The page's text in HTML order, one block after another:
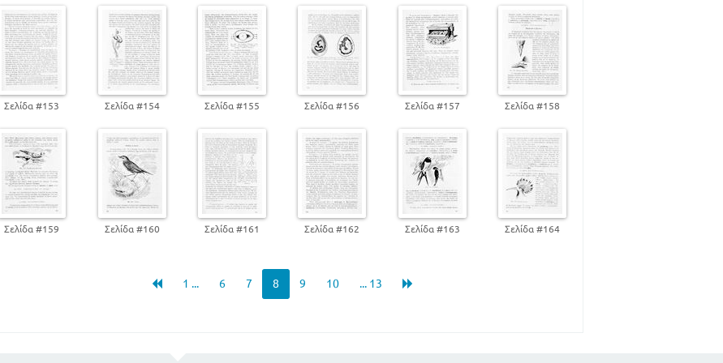
ΜΕΡΟΣ ΤΡΙΤΟ
241
ΠΕΡΙΛΗΠΤΙΚΗ ΕΞΕΤΑΞΗ ΤΗΣ ΓΕΩΓΡΑΦΙΚΗΣ ΕΞΑΠΛΩΣΕΩΣ ΤΩΝ ΖΩΩΝ - ΣΤΗΝ ΞΗΡΑ - ΣΤΗΝ
ΘΑΛΑΣΣΑ
241
ΕΙΣΑΓΩΓΗ
5
ΤΑΞΙΝΟΜΗΣΗ ΤΩΝ ΖΩΩΝ
6
ΜΕΡΟΣ 1
9
4η ΣΥΝΟΜΟΤΑΞΙΑ - ΕΧΙΝΟΔΕΡΜΑ
Σελίδα #153 Σελίδα #154 Σελίδα #155 Σελίδα #156 Σελίδα #157 Σελίδα #158
Σελίδα #159 Σελίδα #160 Σελίδα #161 Σελίδα #162 Σελίδα #163 Σελίδα #164
1 ... 6 7 8 9 10 ... 13